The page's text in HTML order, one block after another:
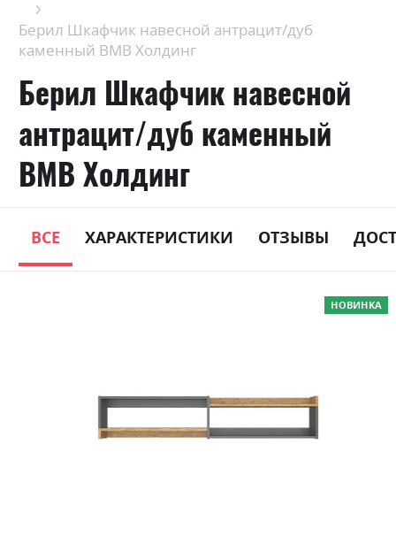
Берил Шкафчик навесной антрацит/дуб
каменный ВМВ Холдинг
Берил Шкафчик навесной
антрацит/дуб каменный
ВМВ Холдинг
ВСЕ ХАРАКТЕРИСТИКИ ОТЗЫВЫ
НОВИНКА